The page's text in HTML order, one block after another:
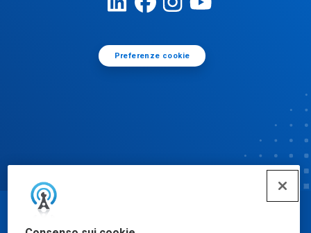
Preferenze cookie